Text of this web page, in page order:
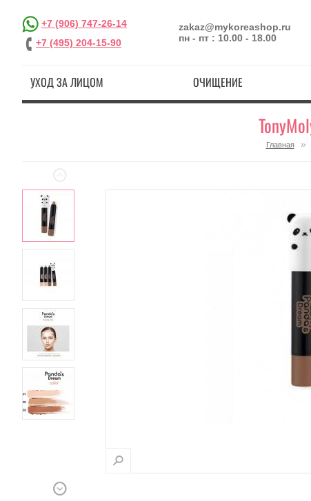
+7 (906) 747-26-14
+7 (495) 204-15-90
zakaz@mykoreashop.ru
пн - пт : 10.00 - 18.00
УХОД ЗА ЛИЦОМ ОЧИЩЕНИЕ
Главная »